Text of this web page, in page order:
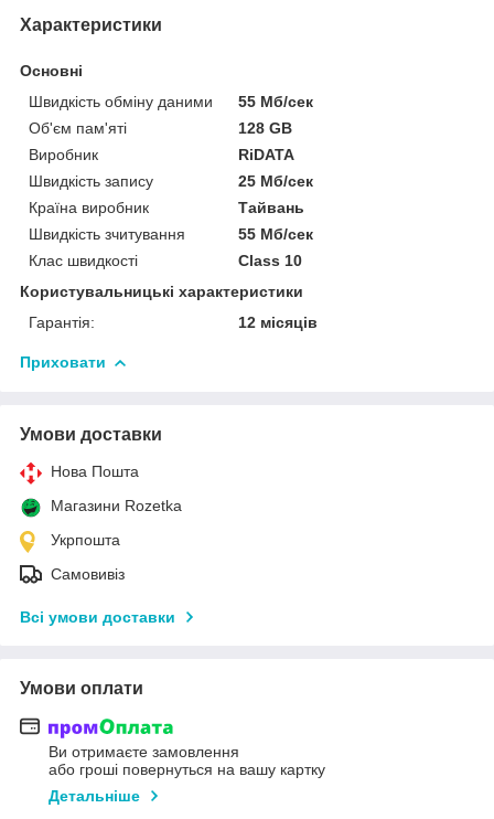
Характеристики
Основні
Швидкість обміну даними
55 Мб/сек
Об'єм пам'яті
128 GB
Виробник
RiDATA
Швидкість запису
25 Мб/сек
Країна виробник
Тайвань
Швидкість зчитування
55 Мб/сек
Клас швидкості
Class 10
Користувальницькі характеристики
Гарантія:
12 місяців
Приховати
Умови доставки
Нова Пошта
Магазини Rozetka
Укрпошта
Самовивіз
Всі умови доставки
Умови оплати
Ви отримаєте замовлення
або гроші повернуться на вашу картку
Детальніше